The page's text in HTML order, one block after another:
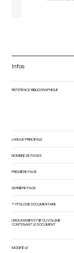
Infos
RÉFÉRENCE BIBLIOGRAPHIQUE
LANGUE PRINCIPALE
NOMBRE DE PAGES
PREMIÈRE PAGE
DERNIÈRE PAGE
TYPOLOGIE DOCUMENTAIRE
URI DU MANIFEST IIIF DU VOLUME
CONTENANT LE DOCUMENT
MODIFIÉ LE